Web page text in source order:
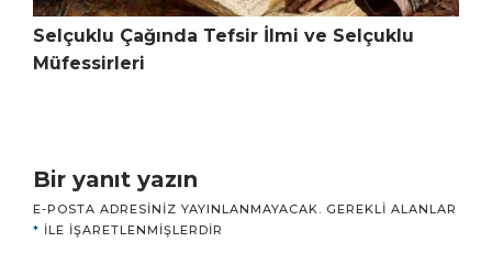
Selçuklu Çağında Tefsir İlmi ve Selçuklu
Müfessirleri
Bir yanıt yazın
E-POSTA ADRESINIZ YAYINLANMAYACAK. GEREKLI ALANLAR
* ILE IŞARETLENMIŞLERDIR